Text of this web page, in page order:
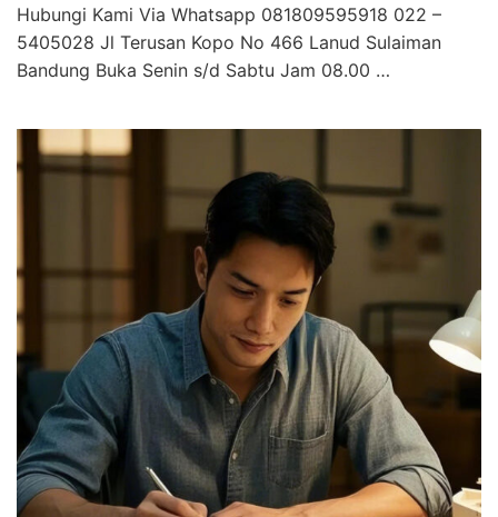
Hubungi Kami Via Whatsapp 081809595918 022 –
5405028 Jl Terusan Kopo No 466 Lanud Sulaiman
Bandung Buka Senin s/d Sabtu Jam 08.00 …